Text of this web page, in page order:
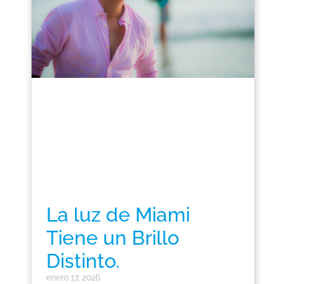
La luz de Miami
Tiene un Brillo
Distinto.
enero 17, 2026